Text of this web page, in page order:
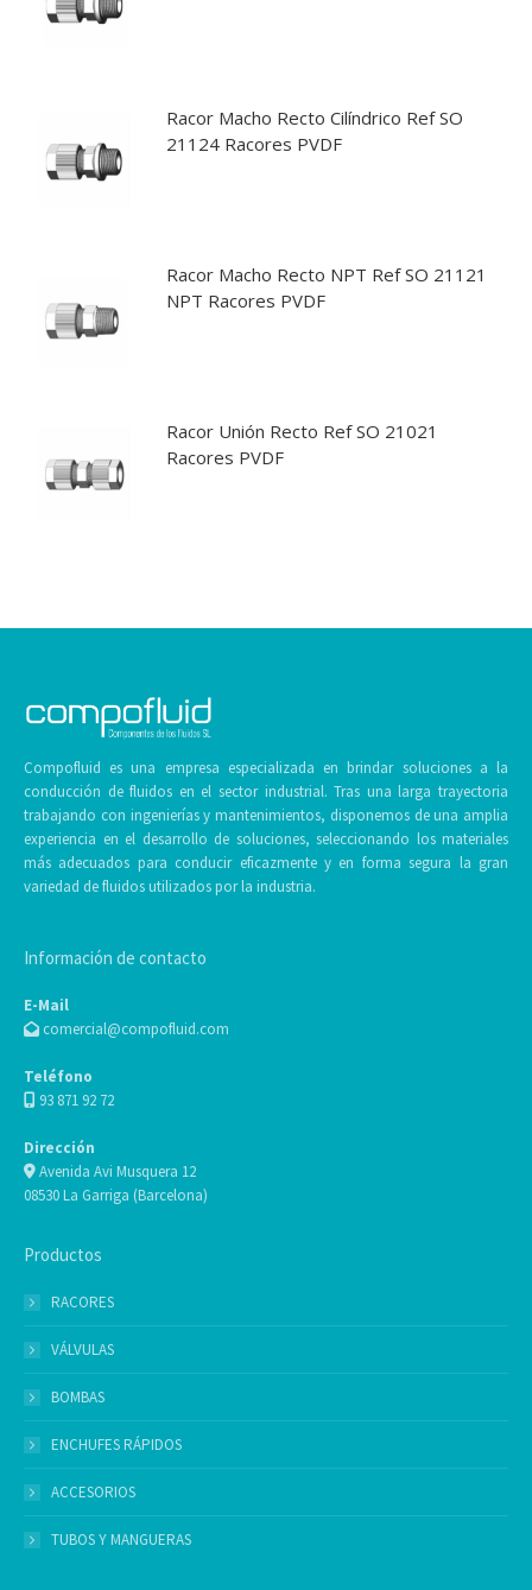
Racor Macho Recto Cilíndrico Ref SO
21124 Racores PVDF
Racor Macho Recto NPT Ref SO 21121
NPT Racores PVDF
Racor Unión Recto Ref SO 21021
Racores PVDF
Compofluid es una empresa especializada en brindar soluciones a la
conducción de fluidos en el sector industrial. Tras una larga trayectoria
trabajando con ingenierías y mantenimientos, disponemos de una amplia
experiencia en el desarrollo de soluciones, seleccionando los materiales
más adecuados para conducir eficazmente y en forma segura la gran
variedad de fluidos utilizados por la industria.
Información de contacto
E-Mail
comercial@compofluid.com
Teléfono
93 871 92 72
Dirección
Avenida Avi Musquera 12
08530 La Garriga (Barcelona)
Productos
RACORES
VÁLVULAS
BOMBAS
ENCHUFES RÁPIDOS
ACCESORIOS
TUBOS Y MANGUERAS